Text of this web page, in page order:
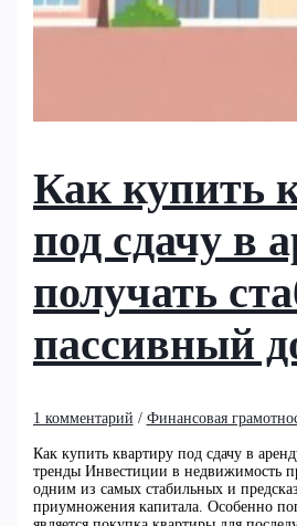
Как купить
под сдачу в
получать
пассивный
1 комментарий / Финансовая
Как купить квартиру под сдачу в
тренды Инвестиции в недвижимость
одним из самых стабильных и
приумножения капитала. Особенно